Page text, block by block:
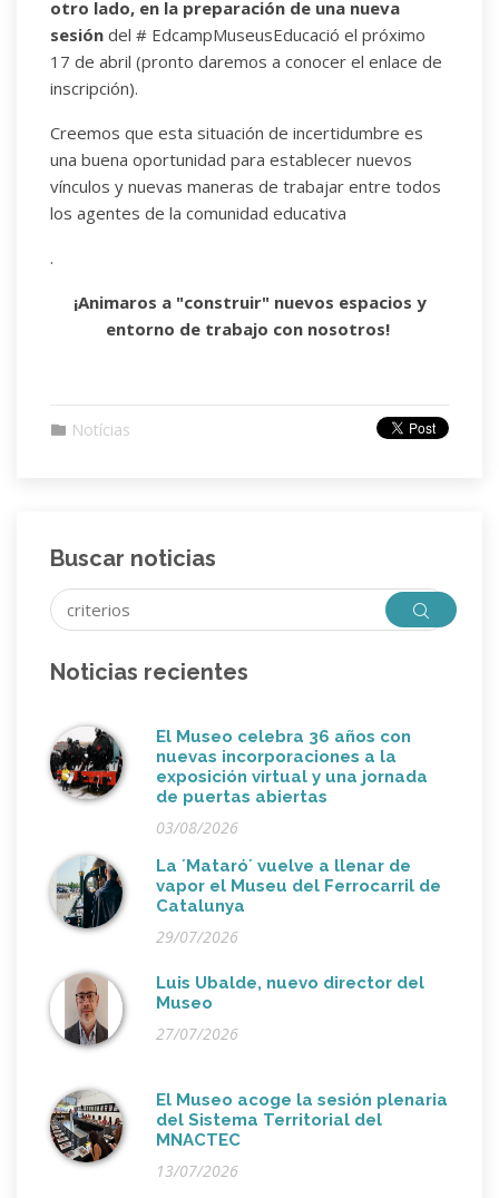
otro lado, en la preparación de una nueva
sesión del # EdcampMuseusEducació el próximo
17 de abril (pronto daremos a conocer el enlace de
inscripción).
Creemos que esta situación de incertidumbre es
una buena oportunidad para establecer nuevos
vínculos y nuevas maneras de trabajar entre todos
los agentes de la comunidad educativa
.
¡Animaros a "construir" nuevos espacios y
entorno de trabajo con nosotros!
Notícias
Buscar noticias
Noticias recientes
El Museo celebra 36 años con
nuevas incorporaciones a la
exposición virtual y una jornada
de puertas abiertas
03/08/2026
La ´Mataró´ vuelve a llenar de
vapor el Museu del Ferrocarril de
Catalunya
29/07/2026
Luis Ubalde, nuevo director del
Museo
27/07/2026
El Museo acoge la sesión plenaria
del Sistema Territorial del
MNACTEC
13/07/2026